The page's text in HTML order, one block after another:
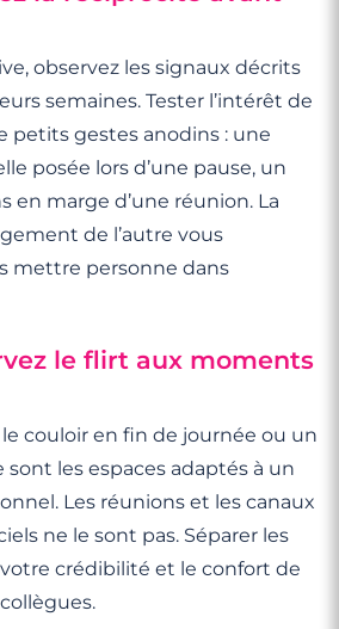
observez les signaux décrits
semaines. Tester l’intérêt de
petits gestes anodins : une
posée lors d’une pause, un
en marge d’une réunion. La
de l’autre vous
mettre personne dans
le flirt aux moments
le couloir en fin de journée ou un
sont les espaces adaptés à un
Les réunions et les canaux
ne le sont pas. Séparer les
crédibilité et le confort de